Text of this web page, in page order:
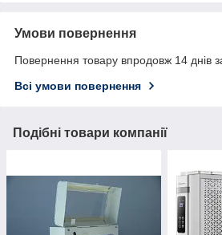
Умови повернення
Повернення товару впродовж 14 днів
Всі умови повернення
Подібні товари компанії